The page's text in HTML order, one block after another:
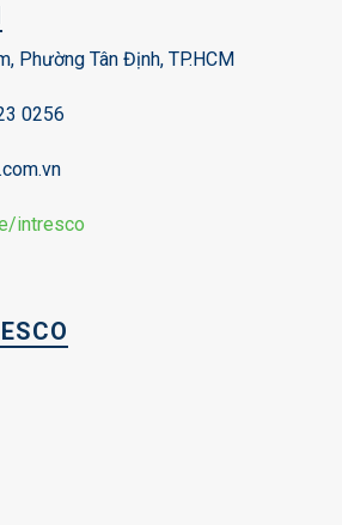
Phường Tân Định, TP.HCM
0256
intresco